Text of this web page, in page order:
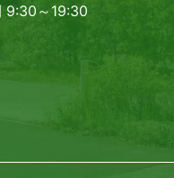
9:30～19:30